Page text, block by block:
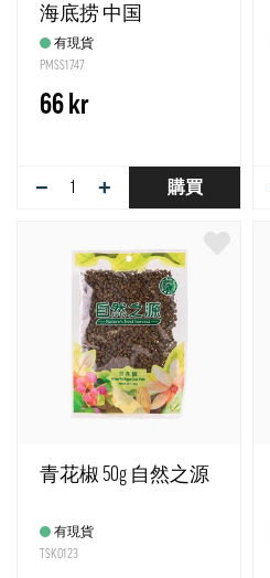
海底捞 中国
有現貨
PMSS1747
66 kr
− + 購買
青花椒 50g 自然之源
有現貨
TSK0123